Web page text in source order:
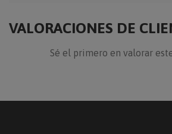
VALORACIONES DE
Sé el primero en valorar